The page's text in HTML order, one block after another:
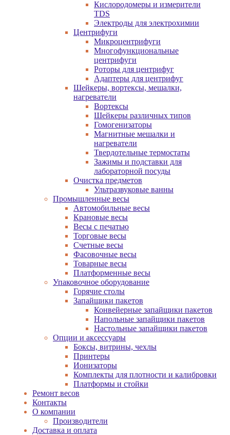
Кислородомеры и измерители
TDS
Электроды для электрохимии
Центрифуги
Микроцентрифуги
Многофункциональные
центрифуги
Роторы для центрифуг
Адаптеры для центрифуг
Шейкеры, вортексы, мешалки,
нагреватели
Вортексы
Шейкеры различных типов
Гомогенизаторы
Магнитные мешалки и
нагреватели
Твердотельные термостаты
Зажимы и подставки для
лабораторной посуды
Очистка предметов
Ультразвуковые ванны
Промышленные весы
Автомобильные весы
Крановые весы
Весы с печатью
Торговые весы
Счетные весы
Фасовочные весы
Товарные весы
Платформенные весы
Упаковочное оборудование
Горячие столы
Запайщики пакетов
Конвейерные запайщики пакетов
Напольные запайщики пакетов
Настольные запайщики пакетов
Опции и аксессуары
Боксы, витрины, чехлы
Принтеры
Ионизаторы
Комплекты для плотности и калибровки
Платформы и стойки
Ремонт весов
Контакты
О компании
Производители
Доставка и оплата